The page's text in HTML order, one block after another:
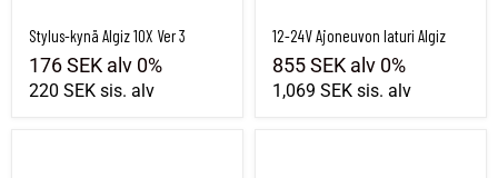
Stylus-kynä Algiz 10X Ver 3
176 SEK alv 0%
220 SEK sis. alv
12-24V Ajoneuvon laturi Algiz
855 SEK alv 0%
1,069 SEK sis. alv